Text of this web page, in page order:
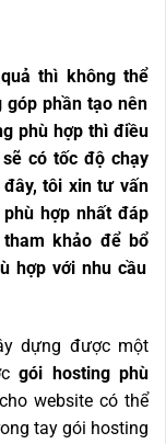
ả thì không thể
góp phần tạo nên
phù hợp thìđiều
ẽcó tốc độchạy
đây, tôi xin tưvấn
hợp nhấtđáp
khảo đểbổ
hợp với nhu cầu
dựng được một
gói hosting phù
website có thể
tay gói hosting